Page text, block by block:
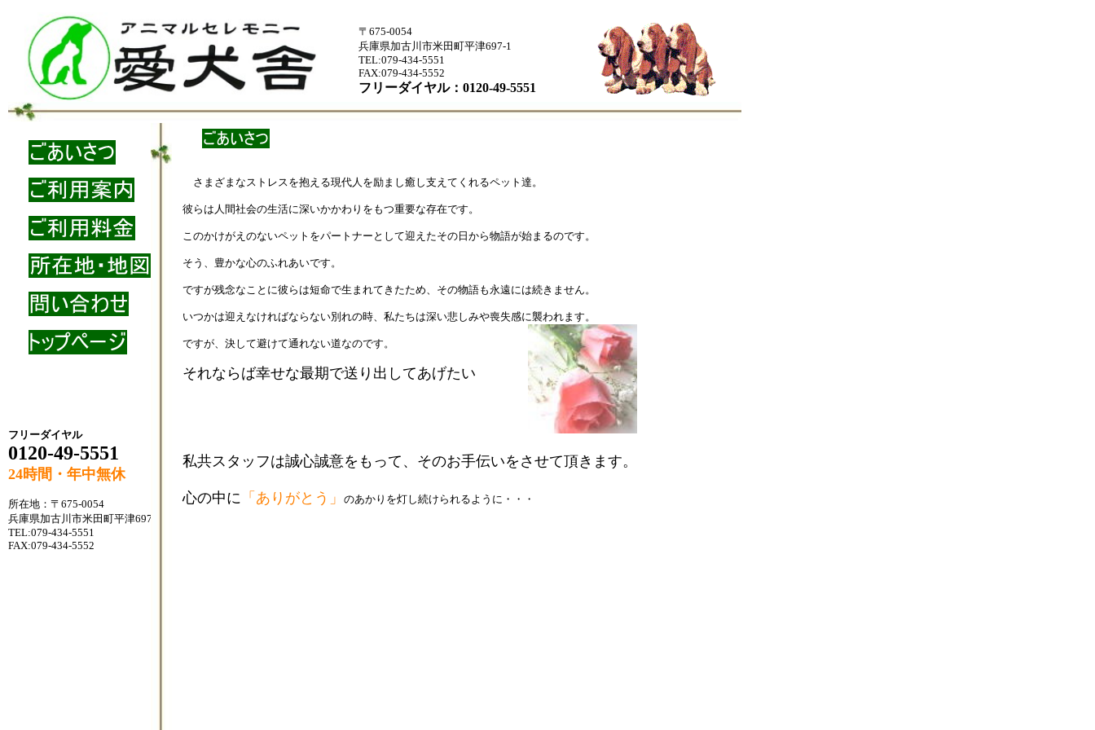
フリーダイヤル
0120-49-5551
24時間・年中無休
所在地：〒675-0054
兵庫県加古川市米田町平津697-1
TEL:079-434-5551
FAX:079-434-5552
〒675-0054
兵庫県加古川市米田町平津697-1
TEL:079-434-5551
FAX:079-434-5552
フリーダイヤル：0120-49-5551
アニマルセレモニー愛犬舎
アニマルセレモニー愛犬舎
さまざまなストレスを抱える現代人を励まし癒し支えてくれるペット達。
彼らは人間社会の生活に深いかかわりをもつ重要な存在です。
このかけがえのないペットをパートナーとして迎えたその日から物語が始まるのです。
そう、豊かな心のふれあいです。
ですが残念なことに彼らは短命で生まれてきたため、その物語も永遠には続きません。
いつかは迎えなければならない別れの時、私たちは深い悲しみや喪失感に襲われます。
ですが、決して避けて通れない道なのです。
それならば幸せな最期で送り出してあげたい
私共スタッフは誠心誠意をもって、そのお手伝いをさせて頂きます。
心の中に 「ありがとう」 のあかりを灯し続けられるように・・・